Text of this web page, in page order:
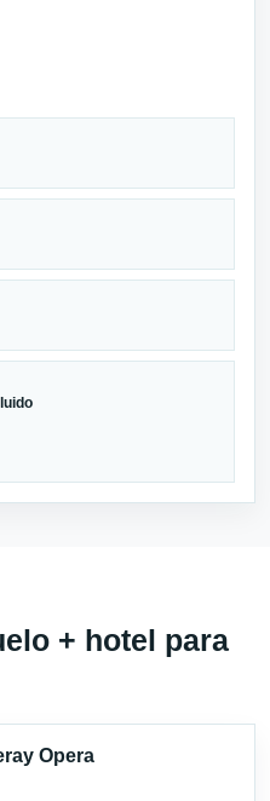
+ hotel para
Opera